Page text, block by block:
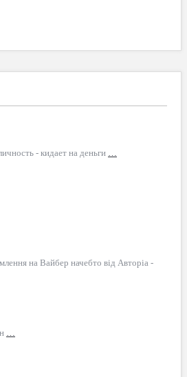
- кидает на деньги …
на Вайбер начебто від Авторіа -
…